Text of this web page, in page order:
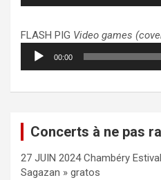
FLASH PIG Video games
Lecteur
audio
00:00
Concerts à ne pas
27 JUIN 2024 Chambéry
Sagazan » gratos